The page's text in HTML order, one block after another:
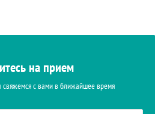
на прием
свяжемся с вами в ближайшее время